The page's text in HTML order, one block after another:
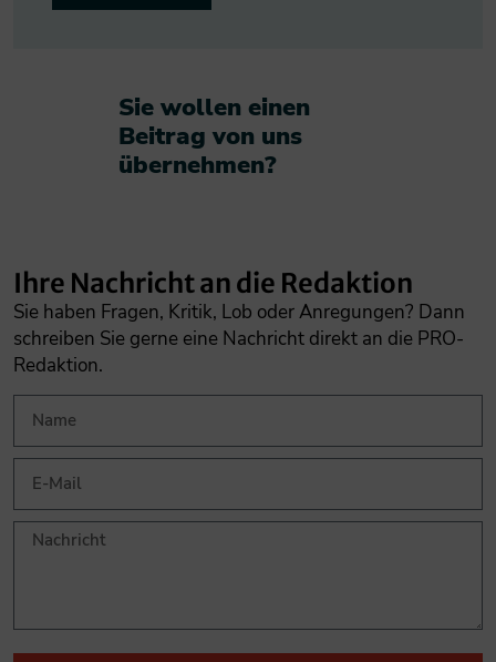
Sie wollen einen
Beitrag von uns
übernehmen?​
Ihre Nachricht an die Redaktion
Sie haben Fragen, Kritik, Lob oder Anregungen? Dann
schreiben Sie gerne eine Nachricht direkt an die PRO-
Redaktion.